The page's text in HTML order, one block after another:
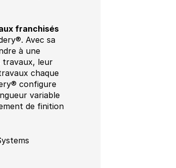
franchisés
Avec sa
à une
travaux, leur
chaque
configure
variable
de finition